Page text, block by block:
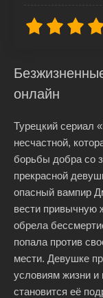
онлайн
Турецкий сериал
несчастной,
борьбы добра со
прекрасной
опасный вампир
вести привычную
обрела
попала против
мести. Девушке
условиям жизни и
становится её